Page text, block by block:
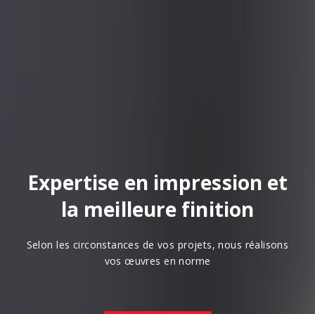
Expertise en impression et
la meilleure finition
Selon les circonstances de vos projets, nous réalisons
vos œuvres en norme